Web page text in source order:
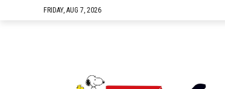
FRIDAY, AUG 7, 2026